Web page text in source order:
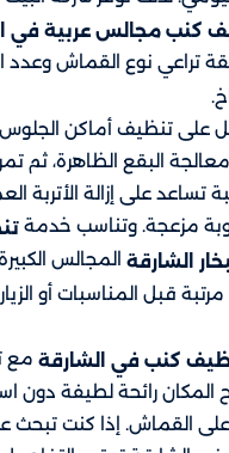
كنب مجالس عربية في
تراعي نوع القماش وعدد
على تنظيف أماكن الجلوس
البقع الظاهرة، ثم
تساعد على إزالة الأتربة
مزعجة. وتناسب خدمة
الشارقة المجالس
قبل المناسبات أو
كنب في الشارقة مع
رائحة لطيفة دون
على القماش. إذا كنت تبحث